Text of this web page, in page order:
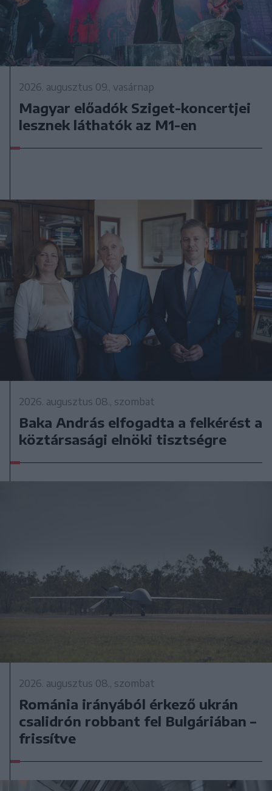
2026. augusztus 09., vasárnap
Magyar előadók Sziget-koncertjei
lesznek láthatók az M1-en
2026. augusztus 08., szombat
Baka András elfogadta a felkérést a
köztársasági elnöki tisztségre
2026. augusztus 08., szombat
Románia irányából érkező ukrán
csalidrón robbant fel Bulgáriában –
frissítve